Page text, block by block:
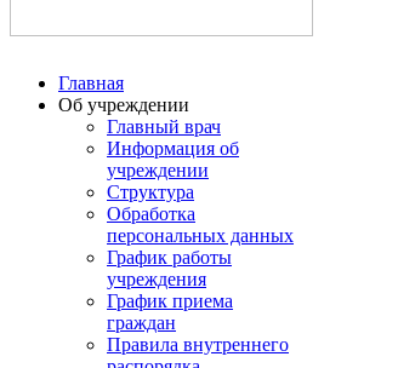
Главная
Об учреждении
Главный врач
Информация об
учреждении
Структура
Обработка
персональных данных
График работы
учреждения
График приема
граждан
Правила внутреннего